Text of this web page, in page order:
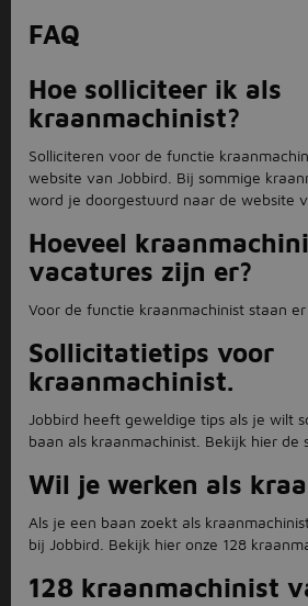
FAQ
Hoe solliciteer ik als
kraanmachinist?
Solliciteren voor de functie
website van Jobbird. Bij sommige
word je doorgestuurd naar de website
Hoeveel
vacatures zijn er?
Voor de functie kraanmachinist staan er
Sollicitatietips voor
kraanmachinist.
Jobbird heeft geweldige tips als je wilt
baan als kraanmachinist. Bekijk hier de
Wil je werken als
Als je een baan zoekt als
bij Jobbird. Bekijk hier onze 128
128 kraanmachinist